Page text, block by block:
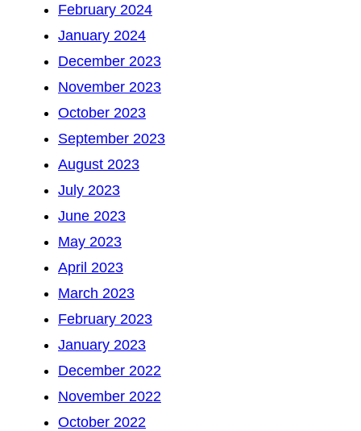
February 2024
January 2024
December 2023
November 2023
October 2023
September 2023
August 2023
July 2023
June 2023
May 2023
April 2023
March 2023
February 2023
January 2023
December 2022
November 2022
October 2022